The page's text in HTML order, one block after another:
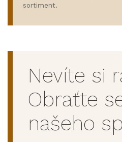
sortiment.
Nevíte si
Obraťte
našeho